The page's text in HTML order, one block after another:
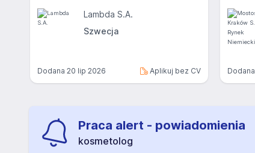
Lambda S.A.
Szwecja
Dodana 20 lip 2026 Aplikuj bez CV Dodana
Praca alert - powiadomienia
kosmetolog